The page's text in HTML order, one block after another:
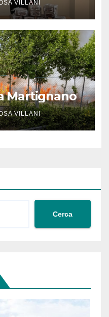
VILLANI
Martignano
VILLANI
Cerca